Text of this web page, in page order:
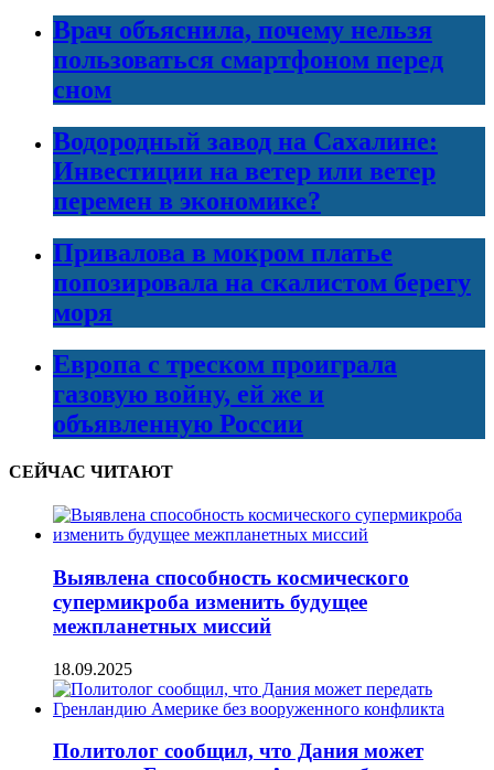
Врач объяснила, почему нельзя
пользоваться смартфоном перед
сном
Водородный завод на Сахалине:
Инвестиции на ветер или ветер
перемен в экономике?
Привалова в мокром платье
попозировала на скалистом берегу
моря
Европа с треском проиграла
газовую войну, ей же и
объявленную России
СЕЙЧАС ЧИТАЮТ
Выявлена способность космического
супермикроба изменить будущее
межпланетных миссий
18.09.2025
Политолог сообщил, что Дания может